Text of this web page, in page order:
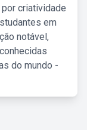
criatividade
em
notável,
do mundo -